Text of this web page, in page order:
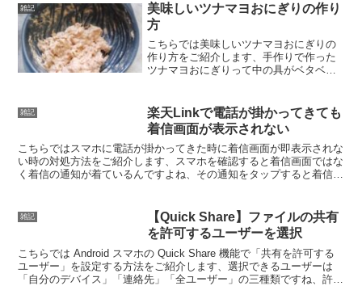
雑記
美味しいツナマヨおにぎりの作り
方
こちらでは美味しいツナマヨおにぎりの
作り方をご紹介します、手作りで作った
ツナマヨおにぎりって中の具がベタベタ
ナマヨの作り方をご紹介します。
雑記
楽天Linkで電話が掛かってきても
着信画面が表示されない
こちらではスマホに電話が掛かってきた時に着信画面が即表示されな
い時の対処方法をご紹介します、スマホを確認すると着信画面ではな
く着信の通知が着ているんですよね、その通知をタップすると着信画
雑記
【Quick Share】ファイルの共有
を許可するユーザーを選択
こちらでは Android スマホの Quick Share 機能で「共有を許可する
ユーザー」を設定する方法をご紹介します、選択できるユーザーは
「自分のデバイス」「連絡先」「全ユーザー」の三種類ですね、許可